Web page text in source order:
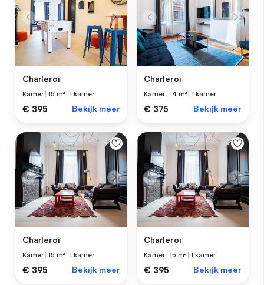
Charleroi
Kamer |15 m² |1 kamer
€ 395 Bekijk meer
Charleroi
Kamer |14 m² |1 kamer
€ 375 Bekijk meer
Charleroi
Kamer |15 m² |1 kamer
€ 395 Bekijk meer
Charleroi
Kamer |15 m² |1 kamer
€ 395 Bekijk meer